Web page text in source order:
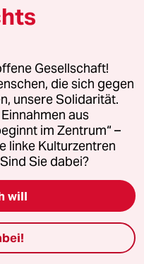
nicht immer am
halben Jahr -
Keep cool!“
geraten!
- (W. B.;))
- wenn auch nicht
Ort! ...
was anderes
Gesellschaft!
die sich gegen
unsere Solidarität.
aus
im Zentrum“ –
linke Kulturzentren
Sie dabei?
will